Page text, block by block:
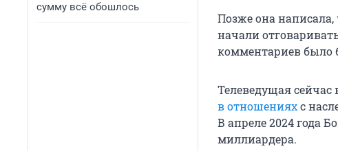
сумму всё обошлось
Позже она
начали
комментариев было
Телеведущая
в отношенияхс
В апреле 2024 года
миллиардера.